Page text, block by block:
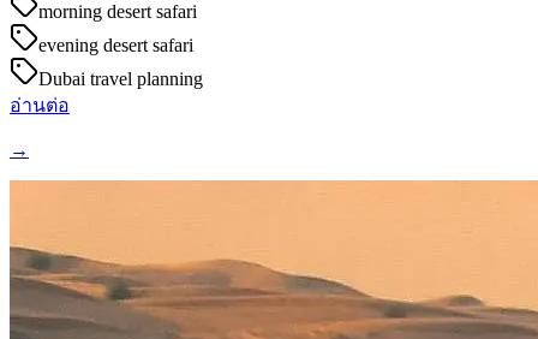
morning desert safari
evening desert safari
Dubai travel planning
อ่านต่อ
→